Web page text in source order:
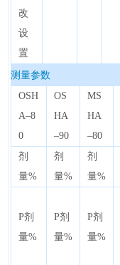
改
设
置
测量参数
OSH
A–8
0
OS
HA
–90
MS
HA
–80
剂
量%
剂
量%
剂
量%
P剂
量%
P剂
量%
P剂
量%